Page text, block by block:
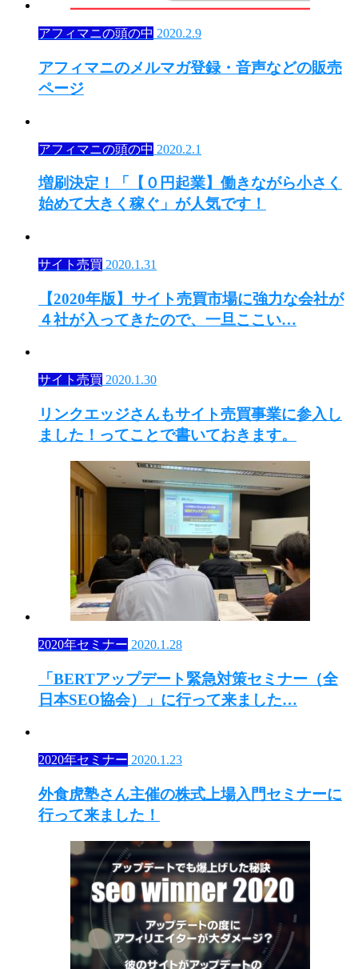
アフィマニの頭の中 2020.2.9
アフィマニのメルマガ登録・音声などの販売
ページ
アフィマニの頭の中 2020.2.1
増刷決定！「【０円起業】働きながら小さく
始めて大きく稼ぐ」が人気です！
サイト売買 2020.1.31
【2020年版】サイト売買市場に強力な会社が
４社が入ってきたので、一旦ここい…
サイト売買 2020.1.30
リンクエッジさんもサイト売買事業に参入し
ました！ってことで書いておきます。
2020年セミナー 2020.1.28
「BERTアップデート緊急対策セミナー（全
日本SEO協会）」に行って来ました…
2020年セミナー 2020.1.23
外食虎塾さん主催の株式上場入門セミナーに
行って来ました！